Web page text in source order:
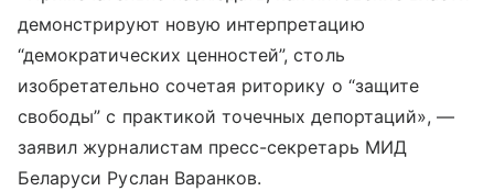
демонстрируют новую интерпретацию
“демократических ценностей”, столь
изобретательно сочетая риторику о “защите
свободы” с практикой точечных депортаций», —
заявил журналистам пресс-секретарь МИД
Беларуси Руслан Варанков.